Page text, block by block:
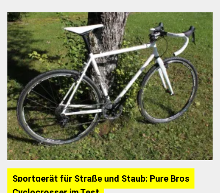
Sportgerät für Straße und Staub: Pure Bros